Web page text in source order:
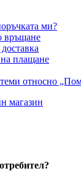
ми?
връщане
плащане
относно